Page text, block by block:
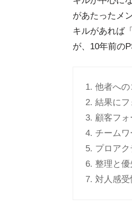
があたったメ
キルがあれば
が、10年前の
1. 他者へ
2. 結果にフ
3. 顧客フォ
4. チームワ
5. プロア
6. 整理と
7. 対人感受